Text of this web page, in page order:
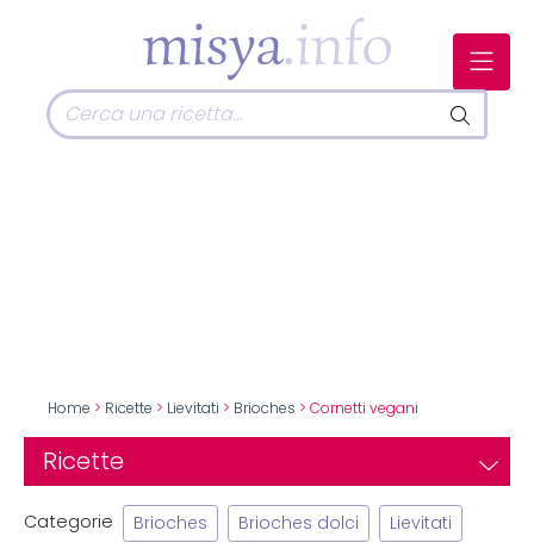
Home > Ricette > Lievitati > Brioches > Cornetti vegani
Ricette
Categorie Brioches Brioches dolci Lievitati